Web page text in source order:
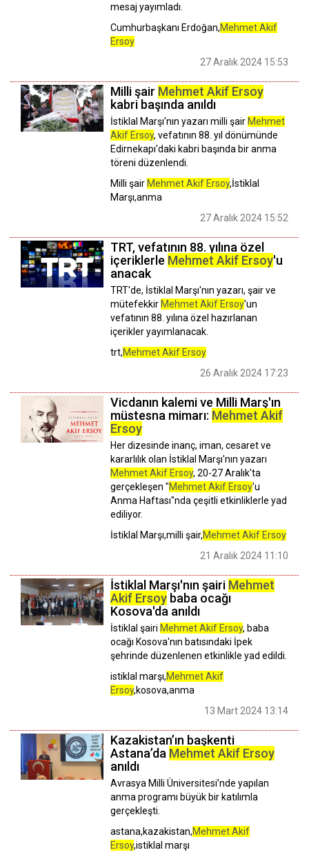
mesaj yayımladı.
Cumhurbaşkanı Erdoğan,Mehmet Akif
Ersoy
27 Aralık 2024 15:53
Milli şair Mehmet Akif Ersoy
kabri başında anıldı
İstiklal Marşı'nın yazarı milli şair Mehmet
Akif Ersoy, vefatının 88. yıl dönümünde
Edirnekapı'daki kabri başında bir anma
töreni düzenlendi.
Milli şair Mehmet Akif Ersoy,İstiklal
Marşı,anma
27 Aralık 2024 15:52
TRT, vefatının 88. yılına özel
içeriklerle Mehmet Akif Ersoy'u
anacak
TRT'de, İstiklal Marşı'nın yazarı, şair ve
mütefekkir Mehmet Akif Ersoy'un
vefatının 88. yılına özel hazırlanan
içerikler yayımlanacak.
trt,Mehmet Akif Ersoy
26 Aralık 2024 17:23
Vicdanın kalemi ve Milli Marş'ın
müstesna mimarı: Mehmet Akif
Ersoy
Her dizesinde inanç, iman, cesaret ve
kararlılık olan İstiklal Marşı'nın yazarı
Mehmet Akif Ersoy, 20-27 Aralık'ta
gerçekleşen "Mehmet Akif Ersoy'u
Anma Haftası"nda çeşitli etkinliklerle yad
ediliyor.
İstiklal Marşı,milli şair,Mehmet Akif Ersoy
21 Aralık 2024 11:10
İstiklal Marşı'nın şairi Mehmet
Akif Ersoy baba ocağı
Kosova'da anıldı
İstiklal şairi Mehmet Akif Ersoy, baba
ocağı Kosova'nın batısındaki İpek
şehrinde düzenlenen etkinlikle yad edildi.
istiklal marşı,Mehmet Akif
Ersoy,kosova,anma
13 Mart 2024 13:14
Kazakistan’ın başkenti
Astana’da Mehmet Akif Ersoy
anıldı
Avrasya Milli Üniversitesi’nde yapılan
anma programı büyük bir katılımla
gerçekleşti.
astana,kazakistan,Mehmet Akif
Ersoy,istiklal marşı